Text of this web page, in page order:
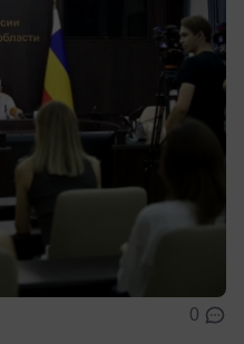
0